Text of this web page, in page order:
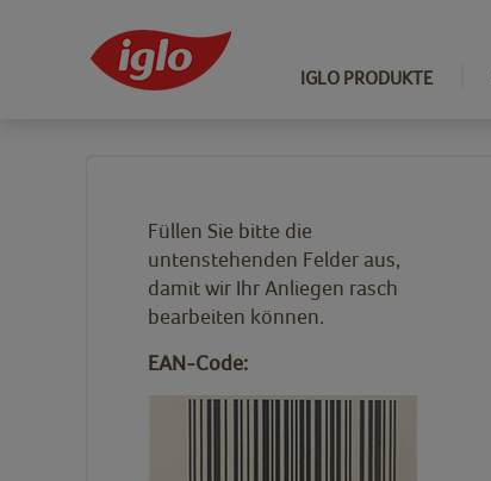
IGLO PRODUKTE
Füllen Sie bitte die
untenstehenden Felder aus,
damit wir Ihr Anliegen rasch
bearbeiten können.
EAN-Code: